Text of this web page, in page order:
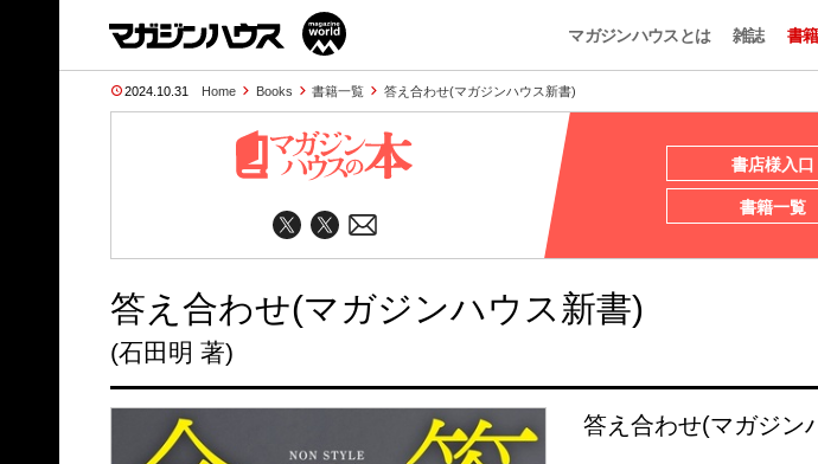
マガジンハウスとは 雑誌 書
2024.10.31 Home Books 書籍一覧 答え合わせ(マガジンハウス新書)
書店様入口
書籍一覧
答え合わせ(マガジンハウス新書)
(石田明 著)
答え合わせ(マガジン